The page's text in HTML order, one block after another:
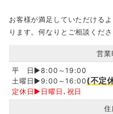
お客様が満足していただける
ります。何なりとご相談くださ
営業
平 日▶8:00～19:00
土曜日▶9:00～16:00(不定
定休日▶日曜日､祝日
住